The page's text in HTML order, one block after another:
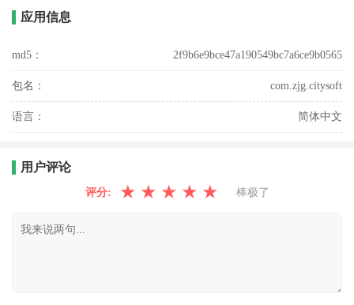
应用信息
md5： 2f9b6e9bce47a190549bc7a6ce9b0565
包名： com.zjg.citysoft
语言： 简体中文
用户评论
评分: ★ ★ ★ ★ ★ 棒极了